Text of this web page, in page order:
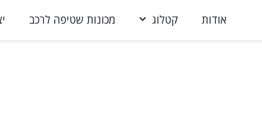
אודות קטלוג מכונות שטיפה לרכב